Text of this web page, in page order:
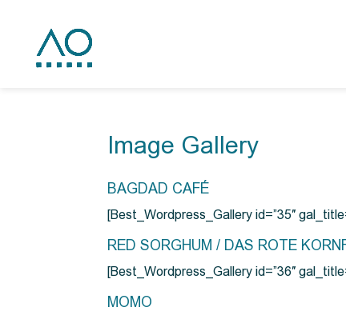
Image Gallery
BAGDAD CAFÉ
[Best_Wordpress_Gallery id=”35″
RED SORGHUM / DAS ROTE
[Best_Wordpress_Gallery id=”36″
MOMO